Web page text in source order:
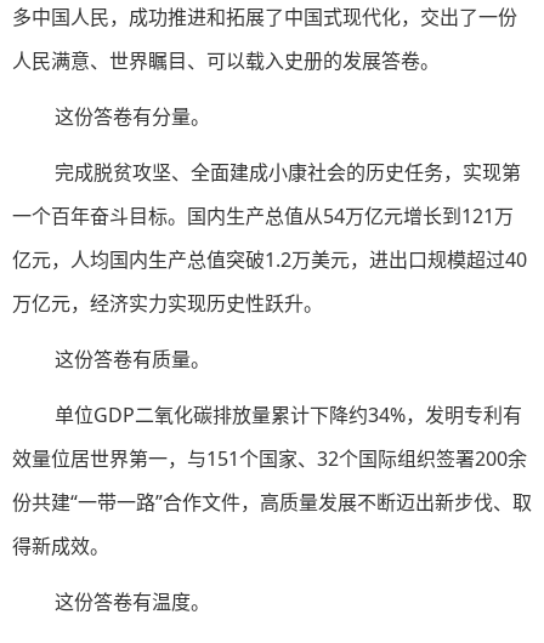
多中国人民，成功推进和拓展了中国式现代化，交出了一份
人民满意、世界瞩目、可以载入史册的发展答卷。
这份答卷有分量。
完成脱贫攻坚、全面建成小康社会的历史任务，实现第
一个百年奋斗目标。国内生产总值从54万亿元增长到121万
亿元，人均国内生产总值突破1.2万美元，进出口规模超过40
万亿元，经济实力实现历史性跃升。
这份答卷有质量。
单位GDP二氧化碳排放量累计下降约34%，发明专利有
效量位居世界第一，与151个国家、32个国际组织签署200余
份共建“一带一路”合作文件，高质量发展不断迈出新步伐、取
得新成效。
这份答卷有温度。